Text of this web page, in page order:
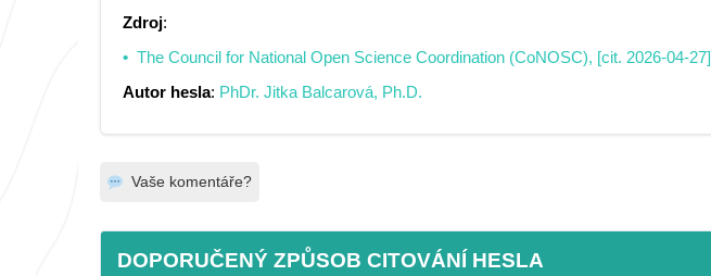
Zdroj:
The Council for National Open Science Coordination (CoNOSC), [cit. 2026-04-27]
Autor hesla: PhDr. Jitka Balcarová, Ph.D.
Vaše komentáře?
DOPORUČENÝ ZPŮSOB CITOVÁNÍ HESLA